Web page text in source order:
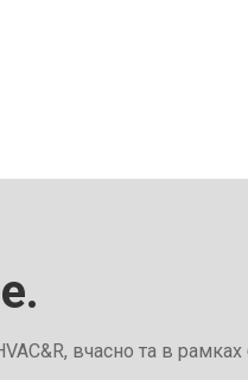
вчасно та в